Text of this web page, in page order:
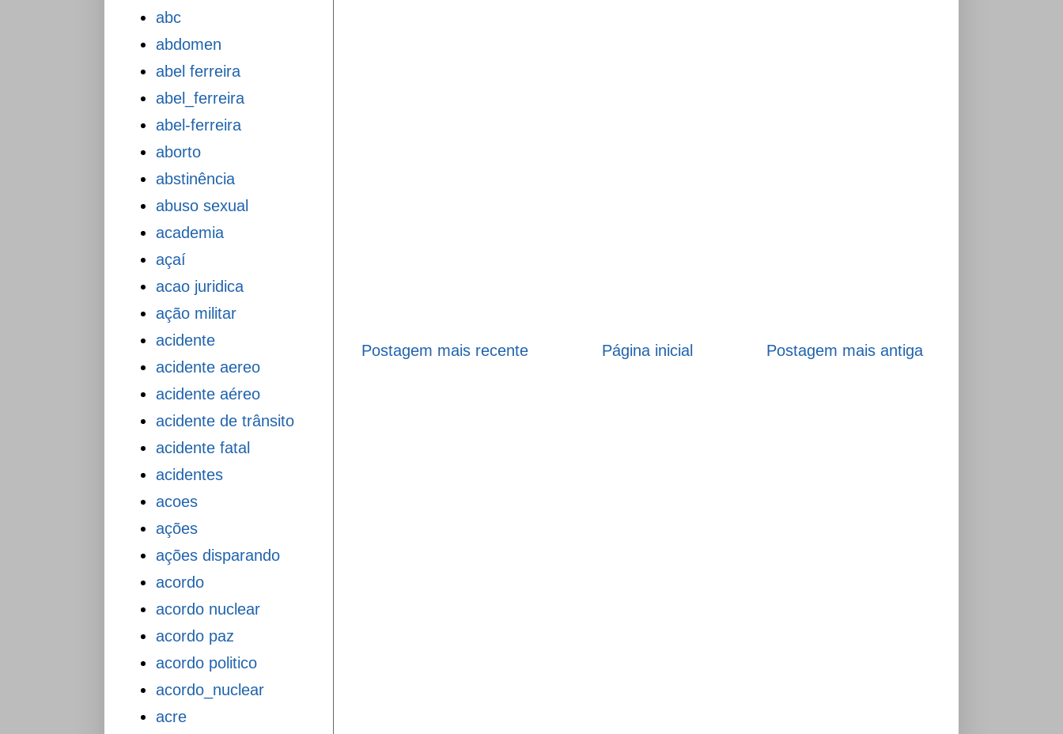
Postagem mais recente Postagem mais antiga
Página inicial
abc
abdomen
abel ferreira
abel_ferreira
abel-ferreira
aborto
abstinência
abuso sexual
academia
açaí
acao juridica
ação militar
acidente
acidente aereo
acidente aéreo
acidente de trânsito
acidente fatal
acidentes
acoes
ações
ações disparando
acordo
acordo nuclear
acordo paz
acordo politico
acordo_nuclear
acre